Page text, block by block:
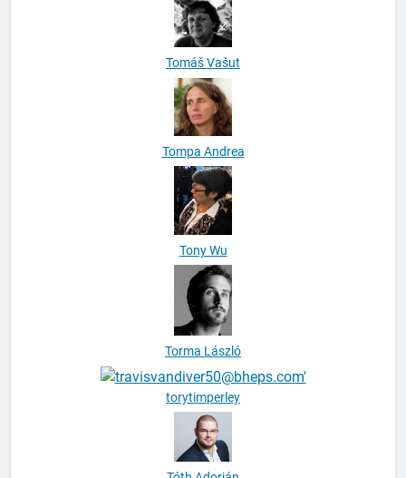
Tomáš Vašut
Tompa Andrea
Tony Wu
Torma László
torytimperley
Tóth Adorján